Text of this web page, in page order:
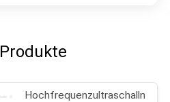
Hochfrequenzultraschallnicht